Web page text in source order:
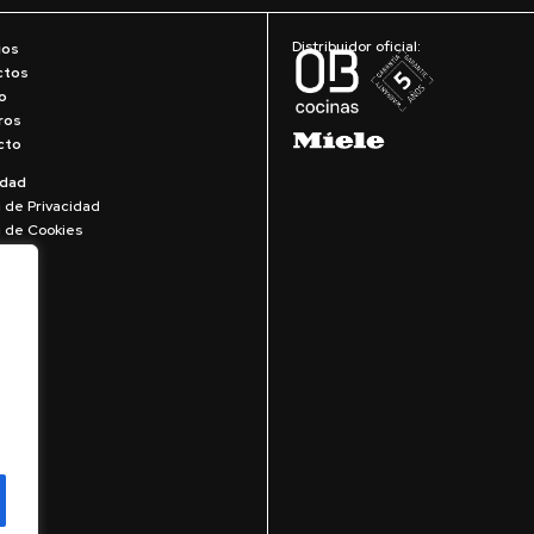
de Privacidad
de Cookies
Distribuidor oficial: